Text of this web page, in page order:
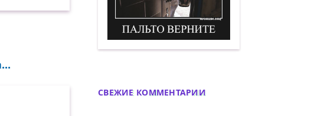
Пальто верните. Демотиватор
СВЕЖИЕ КОММЕНТАРИИ